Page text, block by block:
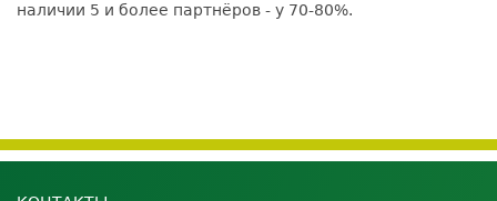
наличии 5 и более партнёров - у 70-80%.